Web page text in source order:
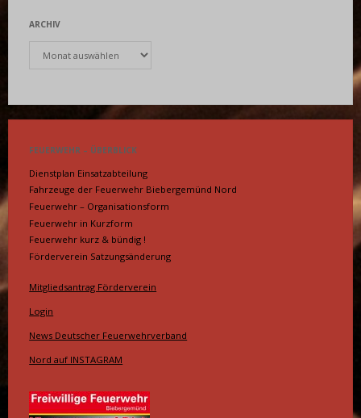
ARCHIV
FEUERWEHR – ÜBERBLICK
Dienstplan Einsatzabteilung
Fahrzeuge der Feuerwehr Biebergemünd Nord
Feuerwehr – Organisationsform
Feuerwehr in Kurzform
Feuerwehr kurz & bündig !
Förderverein Satzungsänderung
Mitgliedsantrag Förderverein
Login
News Deutscher Feuerwehrverband
Nord auf INSTAGRAM